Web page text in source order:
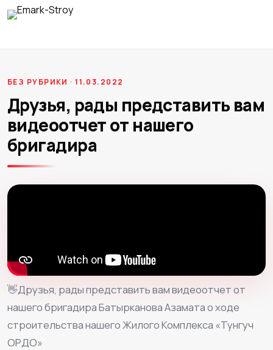
БЕЗ РУБРИКИ · 11.03.2022
Друзья, рады представить вам
видеоотчет от нашего
бригадира
👋Друзья, рады представить вам видеоотчет от
нашего бригадира Батырканова Азамата o ходе
строительства нашего Жилого Комплекса «Тунгуч
ОРДО»